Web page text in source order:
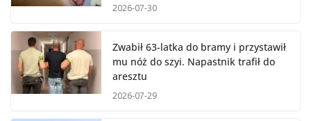
2026-07-30
Zwabił 63-latka do bramy i przystawił
mu nóż do szyi. Napastnik trafił do
aresztu
2026-07-29